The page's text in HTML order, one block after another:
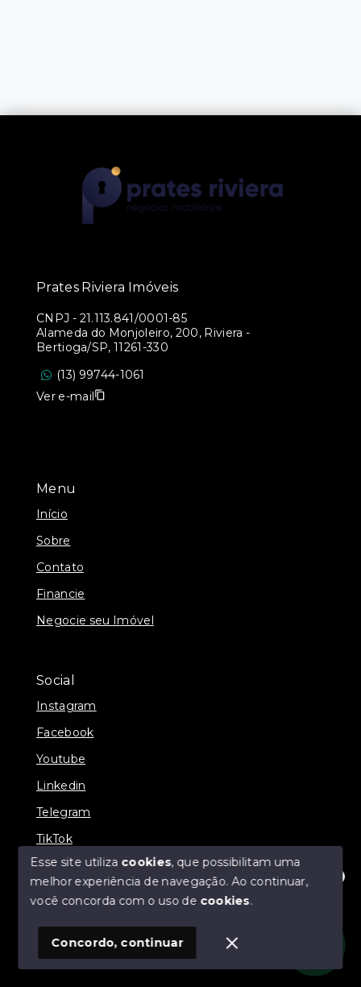
Olá! Estamos disponíveis para te ajudar.
Menu
Início
Sobre
Contato
Financie
Negocie seu Imóvel
Social
Instagram
Facebook
Youtube
Linkedin
Telegram
TikTok
© Copyright 2026 - Prates Riviera Imóveis - Todos os
SITE PARA IMOBILIARIA
Prates Riviera Imóveis
CNPJ - 21.113.841/0001-85
Alameda do Monjoleiro, 200, Riviera -
Bertioga/SP, 11261-330
(13) 99744-1061
Ver e-mail
Esse site utiliza cookies, que possibilitam uma
melhor experiência de navegação.Ao continuar,
você concorda com o uso de cookies.
Concordo, continuar